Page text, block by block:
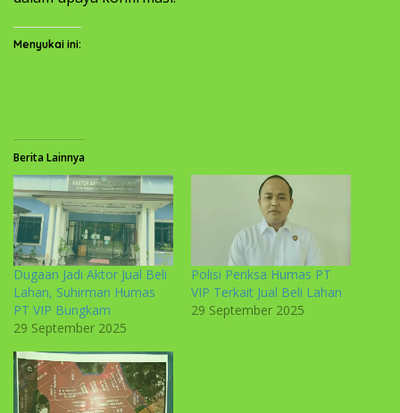
Menyukai ini:
Berita Lainnya
Dugaan Jadi Aktor Jual Beli
Lahan, Suhirman Humas
PT VIP Bungkam
29 September 2025
Polisi Periksa Humas PT
VIP Terkait Jual Beli Lahan
29 September 2025